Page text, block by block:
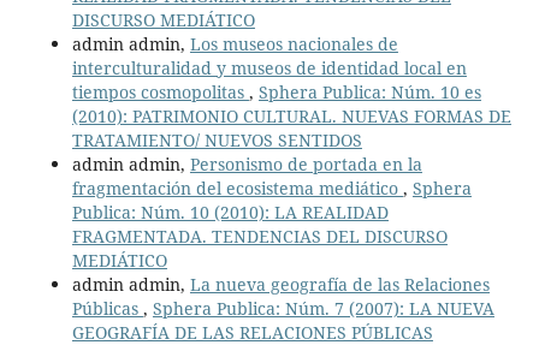
DISCURSO MEDIÁTICO
admin admin, Los museos nacionales de
interculturalidad y museos de identidad local en
tiempos cosmopolitas , Sphera Publica: Núm. 10 es
(2010): PATRIMONIO CULTURAL. NUEVAS FORMAS DE
TRATAMIENTO/ NUEVOS SENTIDOS
admin admin, Personismo de portada en la
fragmentación del ecosistema mediático , Sphera
Publica: Núm. 10 (2010): LA REALIDAD
FRAGMENTADA. TENDENCIAS DEL DISCURSO
MEDIÁTICO
admin admin, La nueva geografía de las Relaciones
Públicas , Sphera Publica: Núm. 7 (2007): LA NUEVA
GEOGRAFÍA DE LAS RELACIONES PÚBLICAS